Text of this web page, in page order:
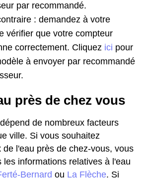
par recommandé.
: demandez à votre
vérifier que votre compteur
correctement. Cliquez ici pour
à envoyer par recommandé
près de chez vous
de nombreux facteurs
ville. Si vous souhaitez
l'eau près de chez-vous, vous
les informations relatives à l'eau
Bernard ou La Flèche. Si